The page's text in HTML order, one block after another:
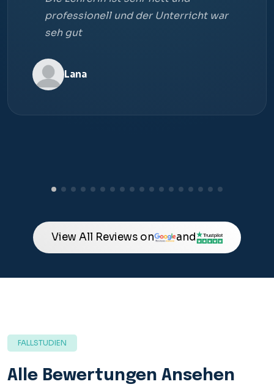
professionell und der Unterricht war
seh gut
Lana
View All Reviews on and
FALLSTUDIEN
Alle Bewertungen Ansehen